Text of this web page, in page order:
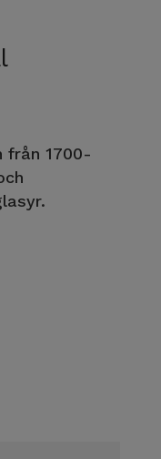
från 1700-